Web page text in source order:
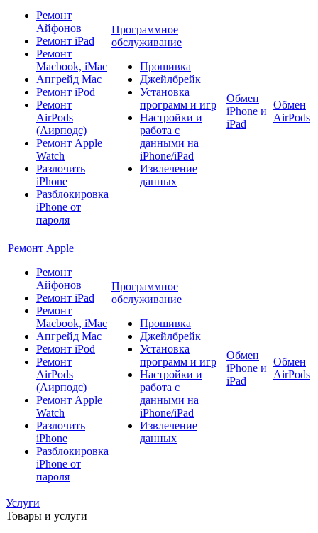
Ремонт
Айфонов
Ремонт iPad
Ремонт
Macbook, iMac
Апгрейд Mac
Ремонт iPod
Ремонт
AirPods
(Аирподс)
Ремонт Apple
Watch
Разлочить
iPhone
Разблокировка
iPhone от
пароля
Программное
обслуживание
Прошивка
Джейлбрейк
Установка
программ и игр
Настройки и
работа с
данными на
iPhone/iPad
Извлечение
данных
Обмен
iPhone и
iPad
Обмен
AirPods
Ремонт Apple
Ремонт
Айфонов
Ремонт iPad
Ремонт
Macbook, iMac
Апгрейд Mac
Ремонт iPod
Ремонт
AirPods
(Аирподс)
Ремонт Apple
Watch
Разлочить
iPhone
Разблокировка
iPhone от
пароля
Программное
обслуживание
Прошивка
Джейлбрейк
Установка
программ и игр
Настройки и
работа с
данными на
iPhone/iPad
Извлечение
данных
Обмен
iPhone и
iPad
Обмен
AirPods
Услуги
Товары и услуги